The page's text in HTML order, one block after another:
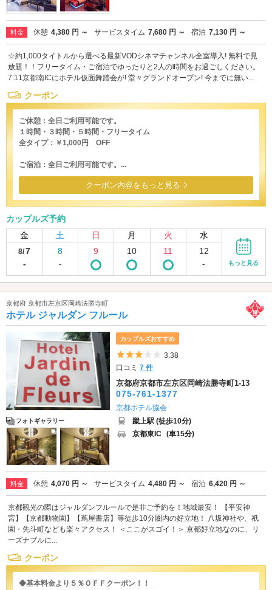
料金 休憩 4,380 円 ～ サービスタイム 7,680 円 ～ 宿泊 7,130 円 ～
☆約1,000タイトルから選べる最新VODシネマチャンネル全室導入! 無料で見
放題！！フリータイム・ご宿泊でゆったりと2人の時間をお過ごしください。
7.11京都南ICにホテル仮面舞踏会が! 堂々グランドオープン! 今までに無い...
クーポン
ご休憩：全日ご利用可能です。
１時間・３時間・５時間・フリータイム
全タイプ：￥1,000円 OFF
ご宿泊：全日ご利用可能です。...
クーポン内容をもっと見る
カップルズ予約
金
土 日 月 火 水
8/7
-
8
-
9 10 11
12
-
もっと見る
京都府 京都市左京区岡崎法勝寺町
ホテル ジャルダン フルール
フォトギャラリー
カップルズおすすめ
5つ星のうち3
3.38
口コミ7 件
京都府京都市左京区岡崎法勝寺町1-13
075-761-1377
京都ホテル協会
蹴上駅 (徒歩10分)
京都東IC (車15分)
料金 休憩 4,070 円 ～ サービスタイム 4,480 円 ～ 宿泊 6,420 円 ～
京都観光の際はジャルダンフルールで是非ご予約を！地域最安！ 【平安神
宮】【京都動物園】【蔦屋書店】等徒歩10分圏内の好立地！ 八坂神社や、祇
園・先斗町なども楽々アクセス！ ＜ここがスゴイ！＞ 京都好立地なのに、リ
ーズナブルに...
クーポン
◆基本料金より５％ＯＦＦクーポン！！